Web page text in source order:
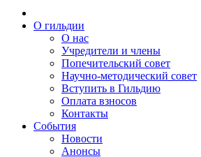
О гильдии
О нас
Учредители и члены
Попечительский совет
Научно-методический совет
Вступить в Гильдию
Оплата взносов
Контакты
События
Новости
Анонсы